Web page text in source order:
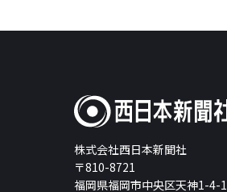
株式会社西日本新聞社
〒810-8721
福岡県福岡市中央区天神1-4-1